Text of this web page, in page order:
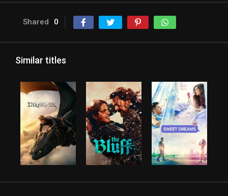
Shared 0
Similar titles